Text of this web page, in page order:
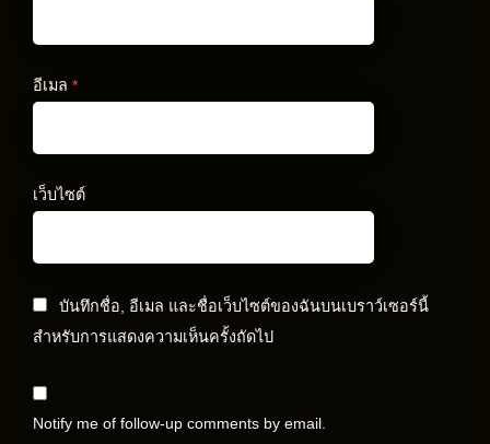
อีเมล *
เว็บไซต์
บันทึกชื่อ, อีเมล และชื่อเว็บไซต์ของฉันบนเบราว์เซอร์นี้
สำหรับการแสดงความเห็นครั้งถัดไป
Notify me of follow-up comments by email.